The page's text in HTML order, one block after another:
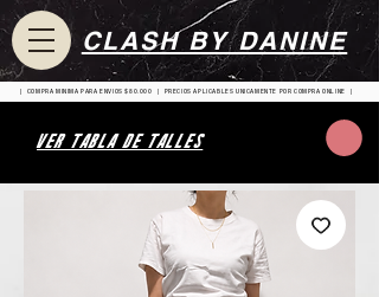
| COMPRA MINIMA PARA ENVIOS $80.000 | PRECIOS APLICABLES UNICAMENTE POR COMPRA ONLINE |
CLASH BY DANINE
VER TABLA DE TALLES